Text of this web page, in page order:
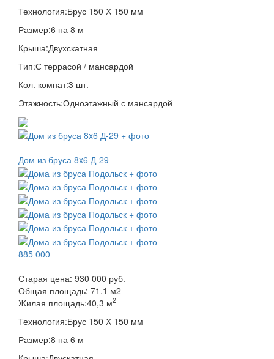
Технология:Брус 150 Х 150 мм
Размер:6 на 8 м
Крыша:Двухскатная
Тип:С террасой / мансардой
Кол. комнат:3 шт.
Этажность:Одноэтажный с мансардой
Дом из бруса 8x6 Д-29
885 000
Старая цена: 930 000 руб.
Общая площадь: 71.1 м2
Жилая площадь:40,3 м2
Технология:Брус 150 Х 150 мм
Размер:8 на 6 м